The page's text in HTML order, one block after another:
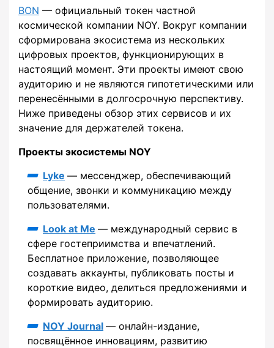
BON — официальный токен частной
космической компании NOY. Вокруг компании
сформирована экосистема из нескольких
цифровых проектов, функционирующих в
настоящий момент. Эти проекты имеют свою
аудиторию и не являются гипотетическими или
перенесёнными в долгосрочную перспективу.
Ниже приведены обзор этих сервисов и их
значение для держателей токена.
Проекты экосистемы NOY
Lyke — мессенджер, обеспечивающий
общение, звонки и коммуникацию между
пользователями.
Look at Me — международный сервис в
сфере гостеприимства и впечатлений.
Бесплатное приложение, позволяющее
создавать аккаунты, публиковать посты и
короткие видео, делиться предложениями и
формировать аудиторию.
NOY Journal — онлайн-издание,
посвящённое инновациям, развитию